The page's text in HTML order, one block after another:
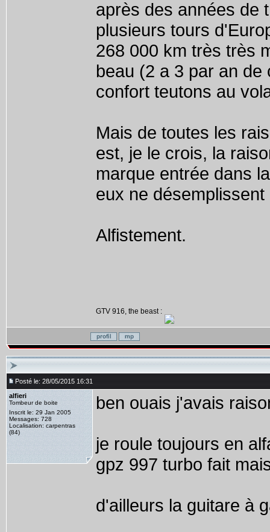
après des années de
plusieurs tours
268 000 km très très
beau (2 a 3 par an
confort teutons au
Mais de toutes les
est, je le crois, la
marque entrée dans
eux ne désemplissent
Alfistement.
GTV 916, the beast :
Posté le: 28/05/2015 16:31
alfieri
Tombeur de boite
Inscrit le: 29 Jan 2005
Messages: 728
Localisation: carpentras
(84)
ben ouais j'avais
je roule toujours en
gpz 997 turbo fait
d'ailleurs la guitare à